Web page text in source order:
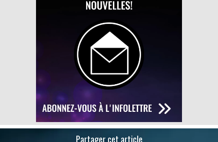
Partager cet article